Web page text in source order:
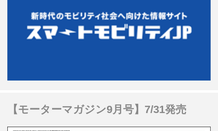
【モーターマガジン9月号】7/31発売